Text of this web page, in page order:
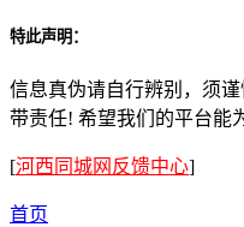
特此声明：
信息真伪请自行辨别，须
带责任! 希望我们的平台能
[河西同城网反馈中心]
首页